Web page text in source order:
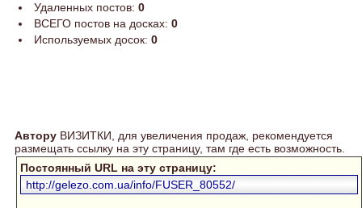
Удаленных постов: 0
ВСЕГО постов на досках: 0
Используемых досок: 0
Автору ВИЗИТКИ, для увеличения продаж, рекомендуется
размещать ссылку на эту страницу, там где есть возможность.
Постоянный URL на эту страницу:
http://gelezo.com.ua/info/FUSER_80552/